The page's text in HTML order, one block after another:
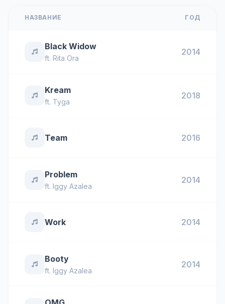
НАЗВАНИЕ ГОД
Black Widow
ft. Rita Ora
2014
Kream
ft. Tyga
2018
Team 2016
Problem
ft. Iggy Azalea
2014
Work 2014
Booty
ft. Iggy Azalea
2014